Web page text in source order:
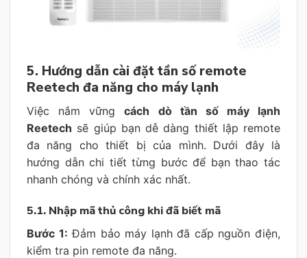
5. Hướng dẫn cài đặt tần số remote
Reetech đa năng cho máy lạnh
Việc nắm vữngcách dò tần số máy lạnh
Reetech sẽ giúp bạn dễ dàng thiết lập remote
đa năng cho thiết bị của mình. Dưới đây là
hướng dẫn chi tiết từng bước để bạn thao tác
nhanh chóng và chính xác nhất.
5.1. Nhập mã thủ công khi đã biết mã
Bước 1: Đảm bảo máy lạnh đã cấp nguồn điện,
kiểm tra pin remote đa năng.